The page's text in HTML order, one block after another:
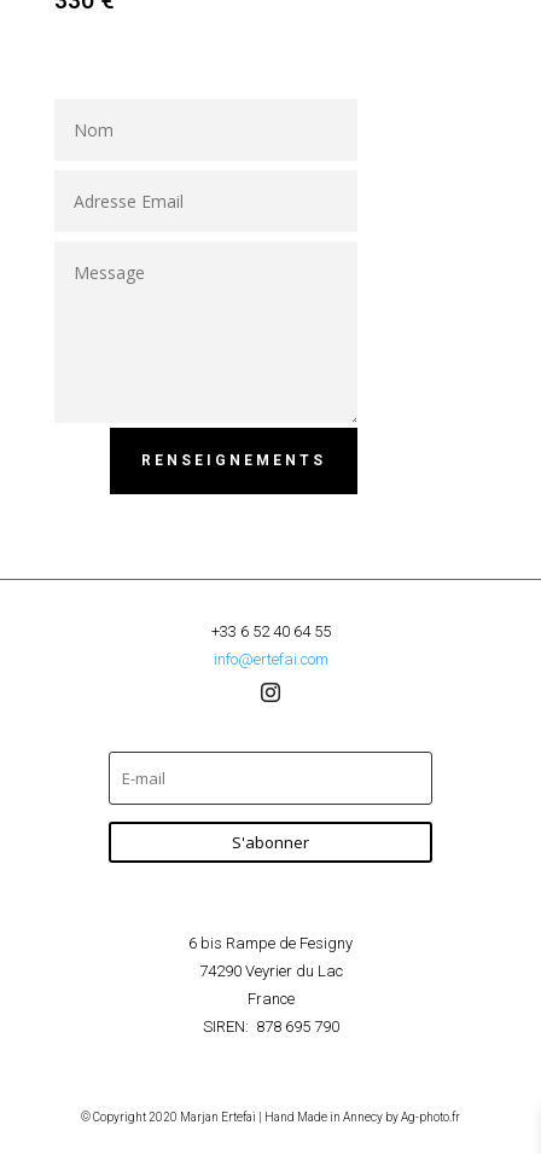
RENSEIGNEMENTS
+33 6 52 40 64 55
info@ertefai.com
S'abonner
6 bis Rampe de Fesigny
74290 Veyrier du Lac
France
SIREN: 878 695 790
©Copyright 2020 Marjan Ertefai | Hand Made in Annecy byAg-photo.fr